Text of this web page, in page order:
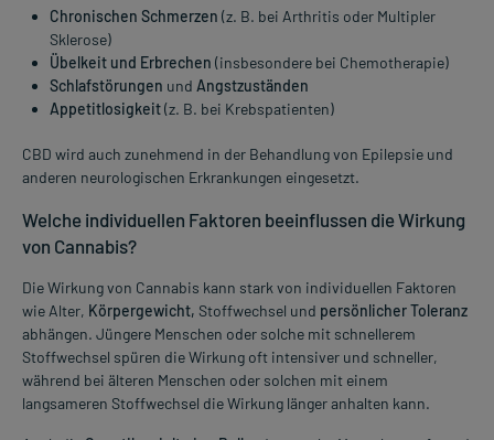
Chronischen Schmerzen (z. B. bei Arthritis oder Multipler
Sklerose)
Übelkeit und Erbrechen (insbesondere bei Chemotherapie)
Schlafstörungen und Angstzuständen
Appetitlosigkeit(z. B. bei Krebspatienten)
CBD wird auch zunehmend in der Behandlung von Epilepsie und
anderen neurologischen Erkrankungen eingesetzt.
Welche individuellen Faktoren beeinflussen die Wirkung
von Cannabis?
Die Wirkung von Cannabis kann stark von individuellen Faktoren
wie Alter, Körpergewicht, Stoffwechsel und persönlicher Toleranz
abhängen. Jüngere Menschen oder solche mit schnellerem
Stoffwechsel spüren die Wirkung oft intensiver und schneller,
während bei älteren Menschen oder solchen mit einem
langsameren Stoffwechsel die Wirkung länger anhalten kann.